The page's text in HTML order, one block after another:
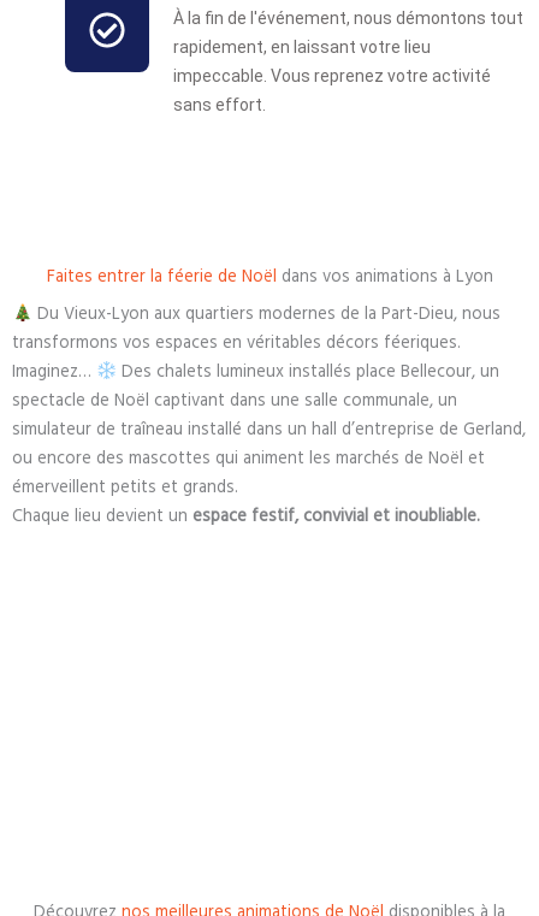
À la fin de l'événement, nous démontons tout
rapidement, en laissant votre lieu
impeccable. Vous reprenez votre activité
sans effort.
Faites entrer la féerie de Noël dans vos animations à Lyon
Du Vieux-Lyon aux quartiers modernes de la Part-Dieu, nous
transformons vos espaces en véritables décors féeriques.
Imaginez…
Des chalets lumineux installés place Bellecour, un
spectacle de Noël captivant dans une salle communale, un
simulateur de traîneau installé dans un hall d’entreprise de Gerland,
ou encore des mascottes qui animent les marchés de Noël et
émerveillent petits et grands.
Chaque lieu devient un espace festif, convivial et inoubliable.